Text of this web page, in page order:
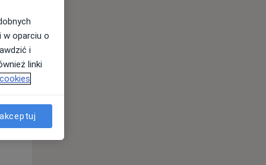
Czw,
13 Sie
w oparciu o
i
linki